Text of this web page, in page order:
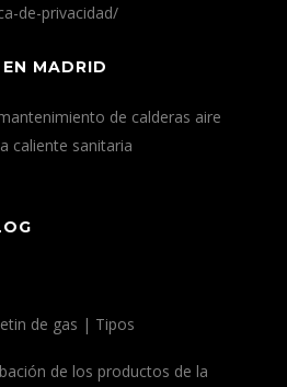
de-privacidad/
MADRID
de calderas aire
caliente sanitaria
de gas | Tipos
de los productos de la